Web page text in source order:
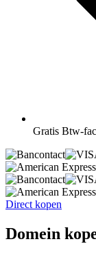
Gratis Btw-
Direct kopen
Domein